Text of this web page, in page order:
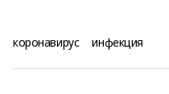
коронавирус инфекция